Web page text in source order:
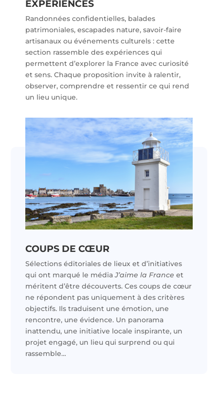
EXPÉRIENCES
Randonnées confidentielles, balades
patrimoniales, escapades nature, savoir-faire
artisanaux ou événements culturels : cette
section rassemble des expériences qui
permettent d’explorer la France avec curiosité
et sens. Chaque proposition invite à ralentir,
observer, comprendre et ressentir ce qui rend
un lieu unique.
COUPS DE CŒUR
Sélections éditoriales de lieux et d’initiatives
qui ont marqué le médiaJ’aime la France et
méritent d’être découverts. Ces coups de cœur
ne répondent pas uniquement à des critères
objectifs. Ils traduisent une émotion, une
rencontre, une évidence. Un panorama
inattendu, une initiative locale inspirante, un
projet engagé, un lieu qui surprend ou qui
rassemble…